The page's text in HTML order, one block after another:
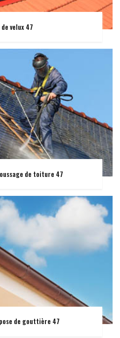
de velux 47
de toiture 47
de gouttière 47